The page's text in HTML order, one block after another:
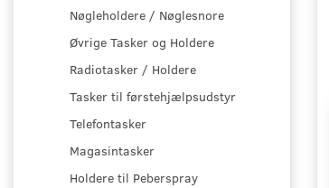
Nøgleholdere / Nøglesnore
Øvrige Tasker og Holdere
Radiotasker / Holdere
Tasker til førstehjælpsudstyr
Telefontasker
Magasintasker
Holdere til Peberspray